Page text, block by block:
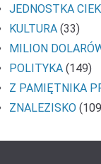
JEDNOSTKA
KULTURA (33)
MILION
POLITYKA (149)
Z PAMIĘTNIKA
ZNALEZISKO